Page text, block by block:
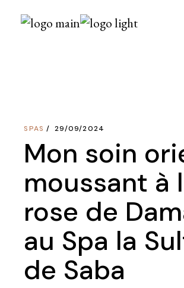
SPAS 29/09/2024
Mon soin
moussant à
rose de
au Spa la
de Saba